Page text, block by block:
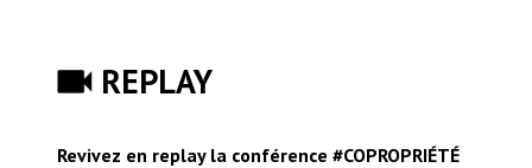
REPLAY
Revivez en replay la conférence #COPROPRIÉTÉ